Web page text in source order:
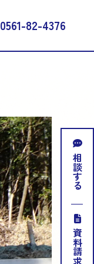
0561-82-4376
相談する
資料請求